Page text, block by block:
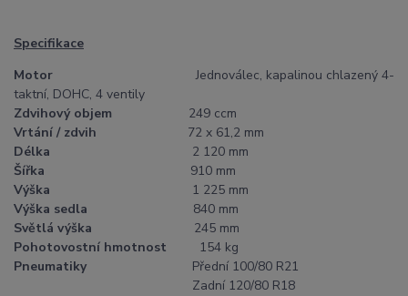
Specifikace
MotorJednoválec, kapalinou chlazený 4-
taktní, DOHC, 4 ventily
Zdvihový objem 249 ccm
Vrtání / zdvih 72 x 61,2 mm
Délka 2 120 mm
Šířka 910 mm
Výška 1 225 mm
Výška sedla 840 mm
Světlá výška 245 mm
Pohotovostní hmotnost 154 kg
Pneumatiky Přední 100/80 R21
Zadní 120/80 R18